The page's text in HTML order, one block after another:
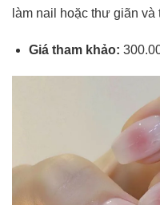
làm nail hoặc thư giãn và
Giá tham khảo: